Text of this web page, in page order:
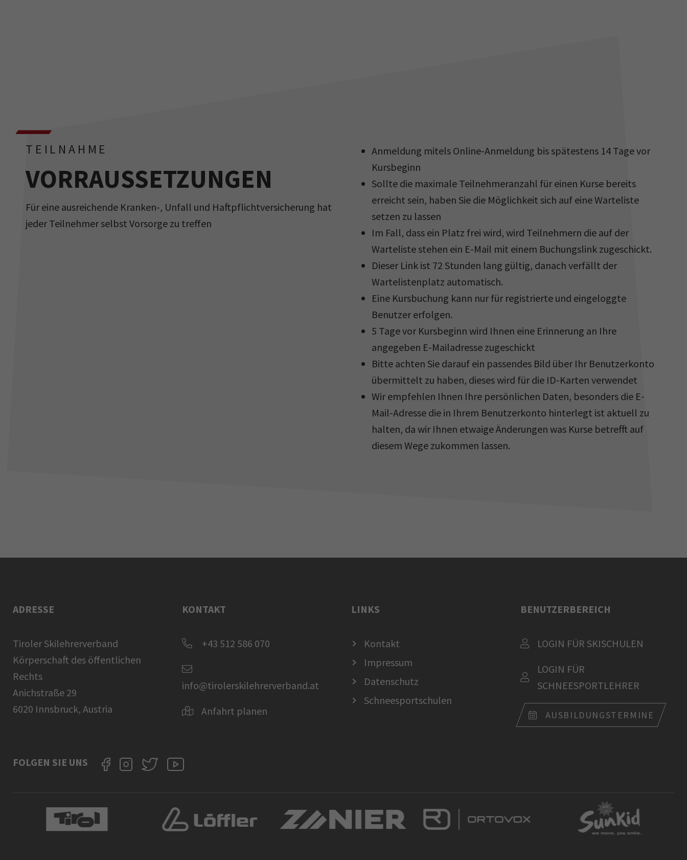
TEILNAHME
VORRAUSSETZUNGEN
Für eine ausreichende Kranken-, Unfall und Haftpflichtversicherung hat
jeder Teilnehmer selbst Vorsorge zu treffen
Anmeldung mitels Online-Anmeldung bis spätestens 14 Tage vor
Kursbeginn
Sollte die maximale Teilnehmeranzahl für einen Kurse bereits
erreicht sein, haben Sie die Möglichkeit sich auf eine Warteliste
setzen zu lassen
Im Fall, dass ein Platz frei wird, wird Teilnehmern die auf der
Warteliste stehen ein E-Mail mit einem Buchungslink zugeschickt.
Dieser Link ist 72 Stunden lang gültig, danach verfällt der
Wartelistenplatz automatisch.
Eine Kursbuchung kann nur für registrierte und eingeloggte
Benutzer erfolgen.
5 Tage vor Kursbeginn wird Ihnen eine Erinnerung an Ihre
angegeben E-Mailadresse zugeschickt
Bitte achten Sie darauf ein passendes Bild über Ihr Benutzerkonto
übermittelt zu haben, dieses wird für die ID-Karten verwendet
Wir empfehlen Ihnen Ihre persönlichen Daten, besonders die E-
Mail-Adresse die in Ihrem Benutzerkonto hinterlegt ist aktuell zu
halten, da wir Ihnen etwaige Änderungen was Kurse betrefft auf
diesem Wege zukommen lassen.
ADRESSE
Tiroler Skilehrerverband
Körperschaft des öffentlichen
Rechts
Anichstraße 29
6020 Innsbruck, Austria
KONTAKT
+43 512 586 070
info@tirolerskilehrerverband.at
Anfahrt planen
LINKS
Kontakt
Impressum
Datenschutz
Schneesportschulen
BENUTZERBEREICH
LOGIN FÜR SKISCHULEN
LOGIN FÜR
SCHNEESPORTLEHRER
AUSBILDUNGSTERMINE
FOLGEN SIE UNS